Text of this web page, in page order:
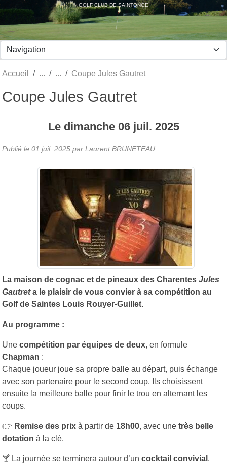
GOLF CLUB DE SAINTONGE
Accueil Coupe Jules Gautret
Coupe Jules Gautret
Le dimanche 06 juil. 2025
Publié le 01 juil. 2025 par Laurent BRUNETEAU
La maison de cognac et de pineaux des Charentes Jules
Gautreta le plaisir de vous convier à sa compétition au
Golf de Saintes Louis Rouyer-Guillet.
Au programme :
Une compétition par équipes de deux, en formule
Chapman :
Chaque joueur joue sa propre balle au départ, puis échange
avec son partenaire pour le second coup. Ils choisissent
ensuite la meilleure balle pour finir le trou en alternant les
coups.
👉 Remise des prix à partir de 18h00, avec une très belle
dotation à la clé.
🍸 La journée se terminera autour d’un cocktail convivial .
Panneau de gestion des cookies